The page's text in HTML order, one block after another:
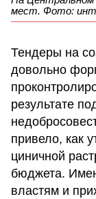
мест. Фото:
Тендеры на
довольно
результате
привело, как
циничной
бюджета.
властям и